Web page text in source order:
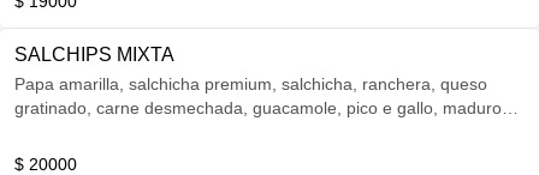
SALCHIPS MIXTA
Papa amarilla, salchicha premium, salchicha, ranchera, queso
gratinado, carne desmechada, guacamole, pico e gallo, maduro
$ 20000